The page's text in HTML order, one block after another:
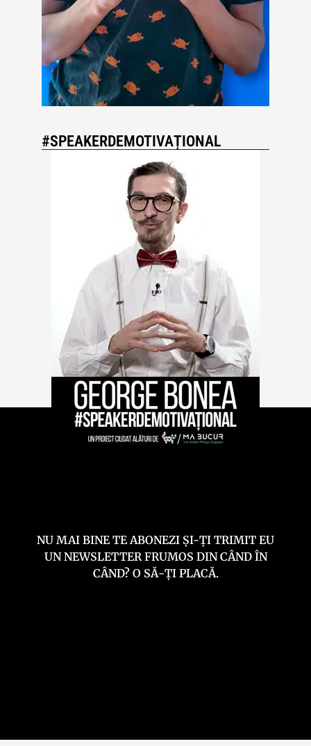
#SPEAKERDEMOTIVAȚIONAL
NU MAI BINE TE ABONEZI ȘI-ȚI TRIMIT EU
UN NEWSLETTER FRUMOS DIN CÂND ÎN
CÂND? O SĂ-ȚI PLACĂ.